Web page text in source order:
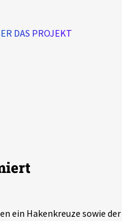
DAS PROJEKT
ein Hakenkreuze sowie